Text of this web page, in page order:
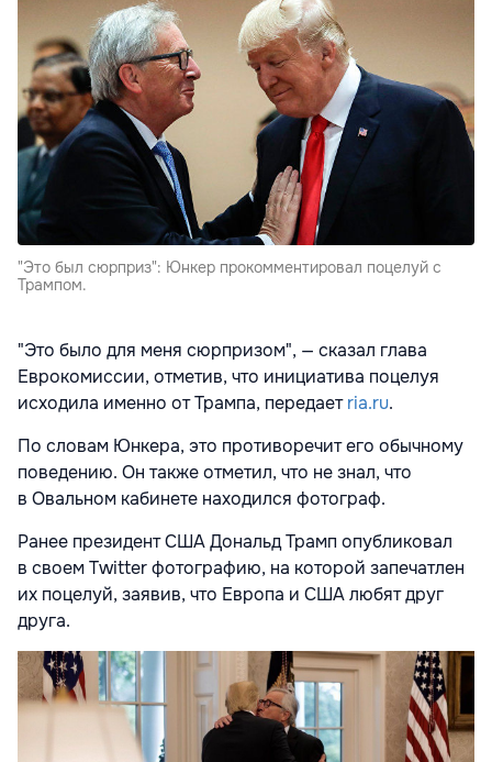
"Это был сюрприз": Юнкер прокомментировал поцелуй с
Трампом.
"Это было для меня сюрпризом", — сказал глава
Еврокомиссии, отметив, что инициатива поцелуя
исходила именно от Трампа, передаетria.ru.
По словам Юнкера, это противоречит его обычному
поведению. Он также отметил, что не знал, что
в Овальном кабинете находился фотограф.
Ранее президент США Дональд Трамп опубликовал
в своем Twitter фотографию, на которой запечатлен
их поцелуй, заявив, что Европа и США любят друг
друга.